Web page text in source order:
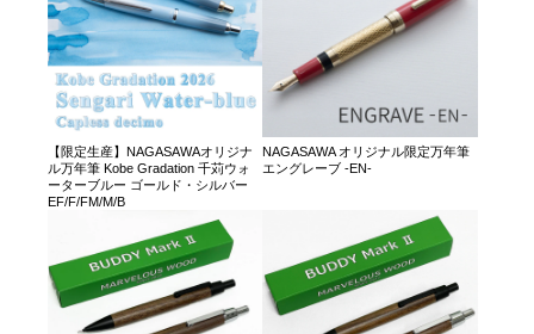
【限定生産】NAGASAWAオリジナ
ル万年筆 Kobe Gradation 千苅ウォ
ーターブルー ゴールド・シルバー
EF/F/FM/M/B
NAGASAWA オリジナル限定万年筆
エングレーブ -EN-